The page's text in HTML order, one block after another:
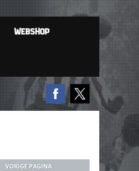
WEBSHOP
VORIGE PAGINA